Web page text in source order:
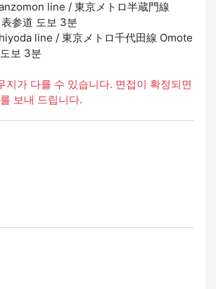
line / 東京メトロ半蔵門線
参道 도보 3분
line / 東京メトロ千代田線 Omote
보 3분
지가 다를 수 있습니다. 면접이 확정되면
보내 드립니다.